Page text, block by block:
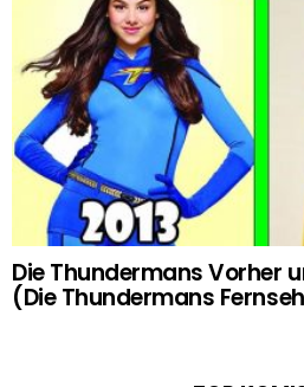
Die Thundermans Vorher
(Die Thundermans